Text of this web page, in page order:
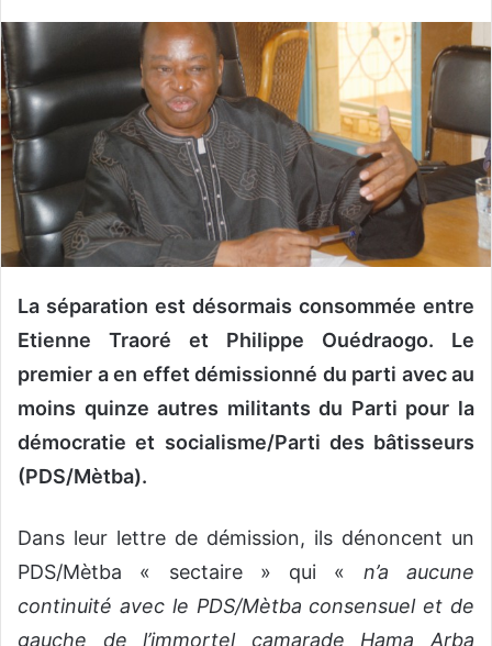
v
o
y
e
r
c
o
r
e
l
La séparation est désormais consommée entre
Etienne Traoré et Philippe Ouédraogo. Le
premier a en effet démissionné du parti avec au
moins quinze autres militants du Parti pour la
démocratie et socialisme/Parti des bâtisseurs
(PDS/Mètba).
Dans leur lettre de démission, ils dénoncent un
PDS/Mètba « sectaire » qui « n’a aucune
continuité avec le PDS/Mètba consensuel et de
gauche de l’immortel camarade Hama Arba